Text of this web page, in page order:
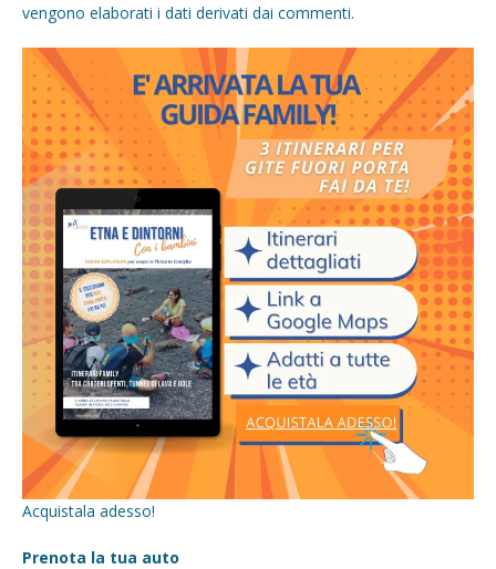
vengono elaborati i dati derivati dai commenti.
Acquistala adesso!
Prenota la tua auto